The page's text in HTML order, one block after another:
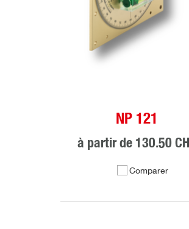
NP 121
à partir de 130.50
Comparer